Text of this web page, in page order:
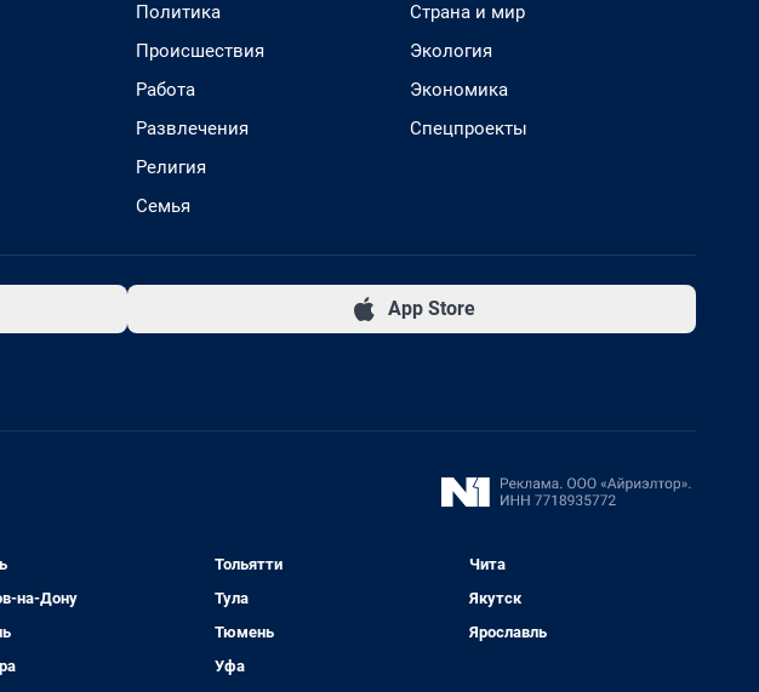
Политика
Происшествия
Работа
Развлечения
Религия
Семья
Страна и мир
Экология
Экономика
Спецпроекты
App Store
на-Дону
Тольятти
Тула
Тюмень
Уфа
Чита
Якутск
Ярославль